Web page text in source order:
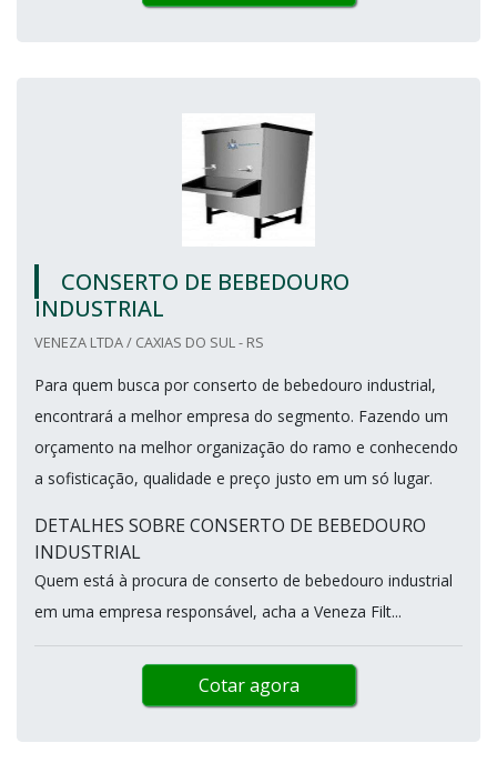
CONSERTO DE BEBEDOURO
INDUSTRIAL
VENEZA LTDA / CAXIAS DO SUL - RS
Para quem busca por conserto de bebedouro industrial,
encontrará a melhor empresa do segmento. Fazendo um
orçamento na melhor organização do ramo e conhecendo
a sofisticação, qualidade e preço justo em um só lugar.
DETALHES SOBRE CONSERTO DE BEBEDOURO
INDUSTRIAL
Quem está à procura de conserto de bebedouro industrial
em uma empresa responsável, acha a Veneza Filt...
Cotar agora